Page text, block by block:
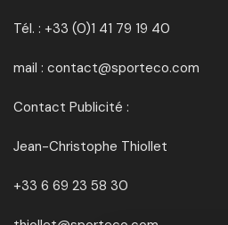
Tél. : +33 (0)1 41 79 19 40
mail : contact@sporteco.com
Contact Publicité :
Jean-Christophe Thiollet
+33 6 69 23 58 30